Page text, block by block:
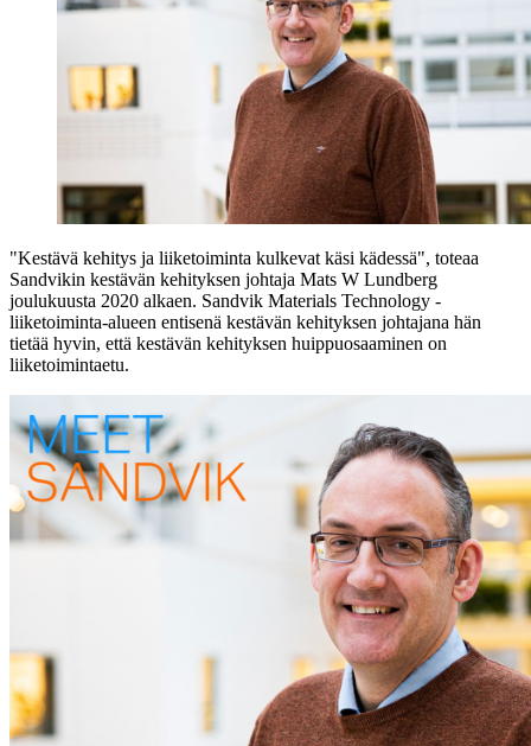
"Kestävä kehitys ja liiketoiminta kulkevat käsi kädessä", toteaa
Sandvikin kestävän kehityksen johtaja Mats W Lundberg
joulukuusta 2020 alkaen. Sandvik Materials Technology -
liiketoiminta-alueen entisenä kestävän kehityksen johtajana hän
tietää hyvin, että kestävän kehityksen huippuosaaminen on
liiketoimintaetu.